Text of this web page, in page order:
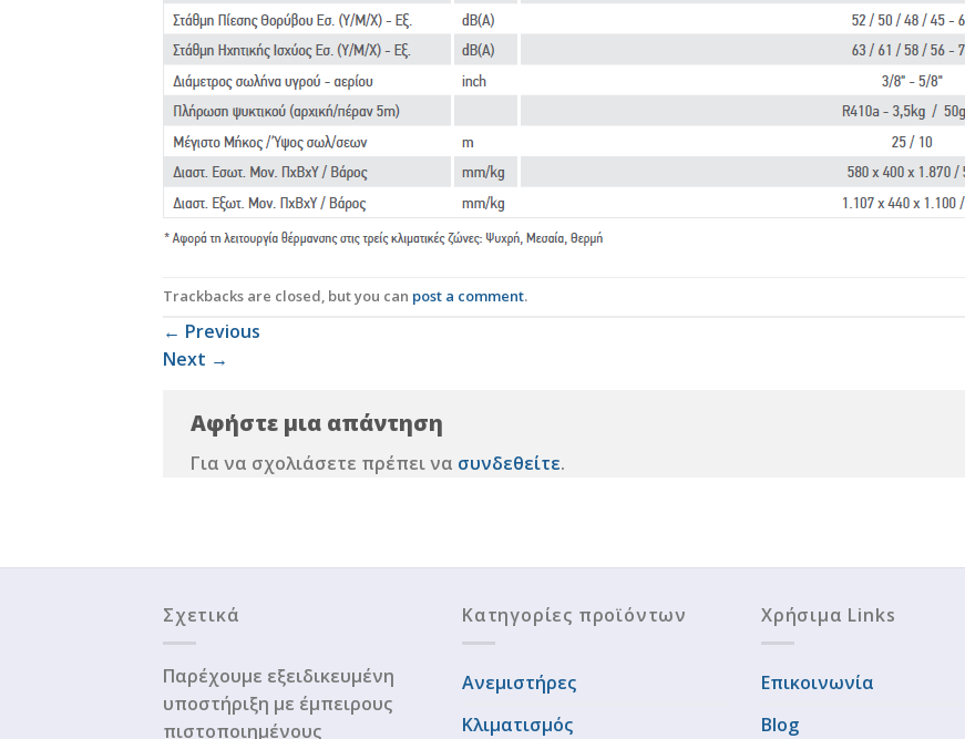
Trackbacks are closed, but you can post a comment.
← Previous
Next →
Αφήστε μια απάντηση
Για να σχολιάσετε πρέπει να συνδεθείτε.
Σχετικά
Παρέχουμε εξειδικευμένη
υποστήριξη με έμπειρους
πιστοποιημένους
Κατηγορίες προϊόντων
Ανεμιστήρες
Κλιματισμός
Χρήσιμα Links
Επικοινωνία
Blog